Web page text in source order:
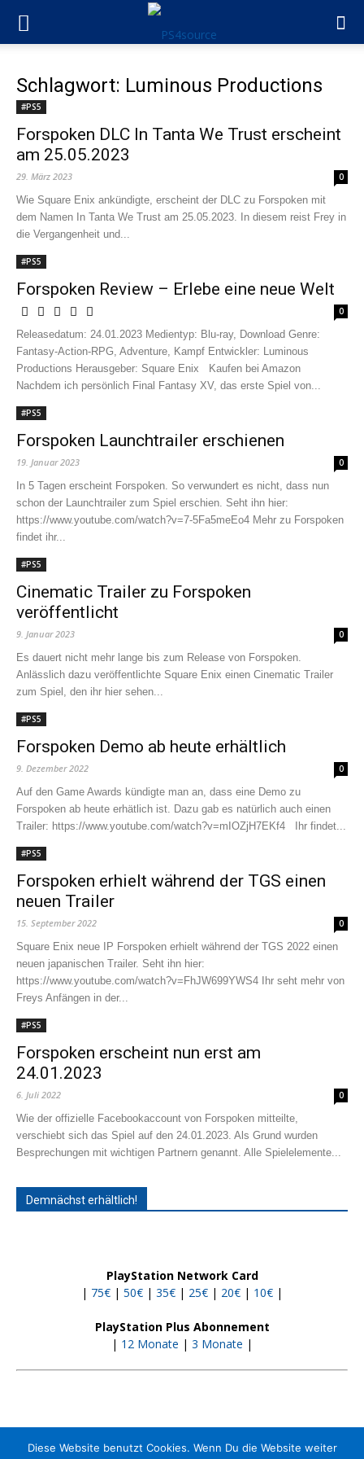
Schlagwort: Luminous Productions
#PS5
Forspoken DLC In Tanta We Trust erscheint
am 25.05.2023
29. März 2023 0
Wie Square Enix ankündigte, erscheint der DLC zu Forspoken mit
dem Namen In Tanta We Trust am 25.05.2023. In diesem reist Frey in
die Vergangenheit und...
#PS5
Forspoken Review – Erlebe eine neue Welt
0
Releasedatum: 24.01.2023 Medientyp: Blu-ray, Download Genre:
Fantasy-Action-RPG, Adventure, Kampf Entwickler: Luminous
Productions Herausgeber: Square Enix Kaufen bei Amazon
Nachdem ich persönlich Final Fantasy XV, das erste Spiel von...
#PS5
Forspoken Launchtrailer erschienen
19. Januar 2023 0
In 5 Tagen erscheint Forspoken. So verwundert es nicht, dass nun
schon der Launchtrailer zum Spiel erschien. Seht ihn hier:
https://www.youtube.com/watch?v=7-5Fa5meEo4 Mehr zu Forspoken
findet ihr...
#PS5
Cinematic Trailer zu Forspoken
veröffentlicht
9. Januar 2023 0
Es dauert nicht mehr lange bis zum Release von Forspoken.
Anlässlich dazu veröffentlichte Square Enix einen Cinematic Trailer
zum Spiel, den ihr hier sehen...
#PS5
Forspoken Demo ab heute erhältlich
9. Dezember 2022 0
Auf den Game Awards kündigte man an, dass eine Demo zu
Forspoken ab heute erhätlich ist. Dazu gab es natürlich auch einen
Trailer: https://www.youtube.com/watch?v=mIOZjH7EKf4 Ihr findet...
#PS5
Forspoken erhielt während der TGS einen
neuen Trailer
15. September 2022 0
Square Enix neue IP Forspoken erhielt während der TGS 2022 einen
neuen japanischen Trailer. Seht ihn hier:
https://www.youtube.com/watch?v=FhJW699YWS4 Ihr seht mehr von
Freys Anfängen in der...
#PS5
Forspoken erscheint nun erst am
24.01.2023
6. Juli 2022 0
Wie der offizielle Facebookaccount von Forspoken mitteilte,
verschiebt sich das Spiel auf den 24.01.2023. Als Grund wurden
Besprechungen mit wichtigen Partnern genannt. Alle Spielelemente...
Demnächst erhältlich!
PlayStation Network Card
| 75€ | 50€ | 35€ | 25€ | 20€ | 10€ |
PlayStation Plus Abonnement
| 12 Monate | 3 Monate |
Diese Website benutzt Cookies. Wenn Du die Website weiter